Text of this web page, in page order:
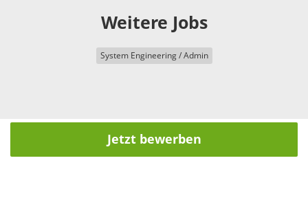
Weitere Jobs
System Engineering / Admin
Jetzt bewerben